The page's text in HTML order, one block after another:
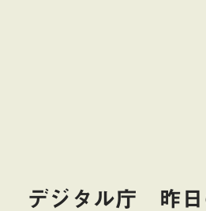
デジタル庁 昨日